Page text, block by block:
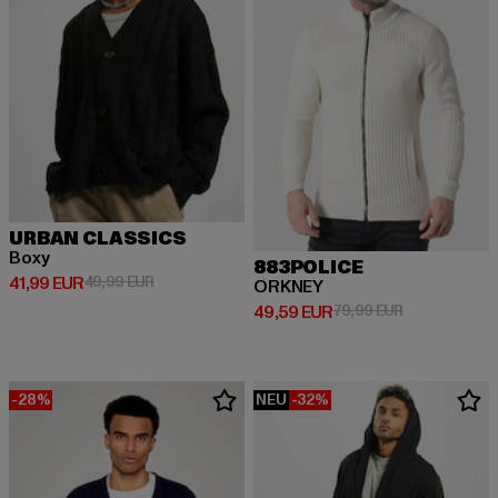
URBAN CLASSICS
Boxy
41,99 EUR
Derzeitiger Preis: 41,99 EUR
49,99 EURAktionspreis: 49,99 EUR
883POLICE
ORKNEY
49,59 EUR
Derzeitiger Preis: 49,59 EUR
79,99 EURAktionspreis:
-28% NEU -32%